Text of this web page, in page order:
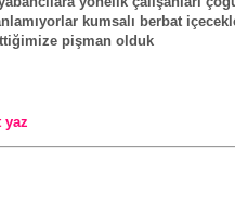
kumsalı berbat
pişman olduk
yaz